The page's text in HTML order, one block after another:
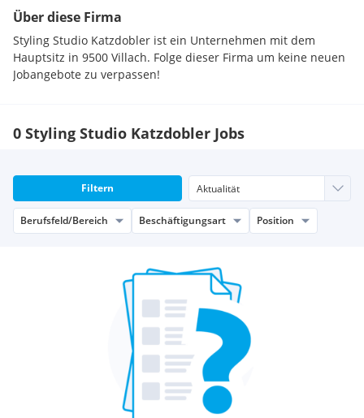
Über diese Firma
Styling Studio Katzdobler ist ein Unternehmen mit dem
Hauptsitz in 9500 Villach. Folge dieser Firma um keine neuen
Jobangebote zu verpassen!
0 Styling Studio Katzdobler Jobs
Filtern
Berufsfeld/Bereich Beschäftigungsart Position